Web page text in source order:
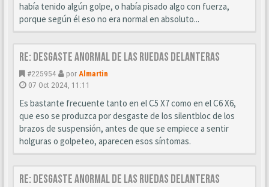
había tenido algún golpe, o había pisado algo con fuerza,
porque según él eso no era normal en absoluto...
Re: Desgaste anormal de las ruedas delanteras
#225954 por Almartin
07 Oct 2024, 11:11
Es bastante frecuente tanto en el C5 X7 como en el C6 X6,
que eso se produzca por desgaste de los silentbloc de los
brazos de suspensión, antes de que se empiece a sentir
holguras o golpeteo, aparecen esos síntomas.
Re: Desgaste anormal de las ruedas delanteras